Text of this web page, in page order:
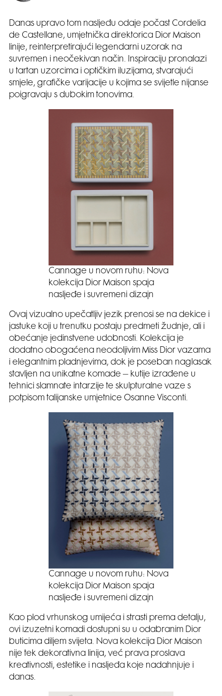
Danas upravo tom nasljeđu odaje počast Cordelia
de Castellane, umjetnička direktorica Dior Maison
linije, reinterpretirajući legendarni uzorak na
suvremen i neočekivan način. Inspiraciju pronalazi
u tartan uzorcima i optičkim iluzijama, stvarajući
smjele, grafičke varijacije u kojima se svijetle nijanse
poigravaju s dubokim tonovima.
Cannage u novom ruhu: Nova
kolekcija Dior Maison spaja
nasljeđe i suvremeni dizajn
Ovaj vizualno upečatljiv jezik prenosi se na dekice i
jastuke koji u trenutku postaju predmeti žudnje, ali i
obećanje jedinstvene udobnosti. Kolekcija je
dodatno obogaćena neodoljivim Miss Dior vazama
i elegantnim pladnjevima, dok je poseban naglasak
stavljen na unikatne komade – kutije izrađene u
tehnici slamnate intarzije te skulpturalne vaze s
potpisom talijanske umjetnice Osanne Visconti.
Cannage u novom ruhu: Nova
kolekcija Dior Maison spaja
nasljeđe i suvremeni dizajn
Kao plod vrhunskog umijeća i strasti prema detalju,
ovi izuzetni komadi dostupni su u odabranim Dior
buticima diljem svijeta. Nova kolekcija Dior Maison
nije tek dekorativna linija, već prava proslava
kreativnosti, estetike i nasljeđa koje nadahnjuje i
danas.